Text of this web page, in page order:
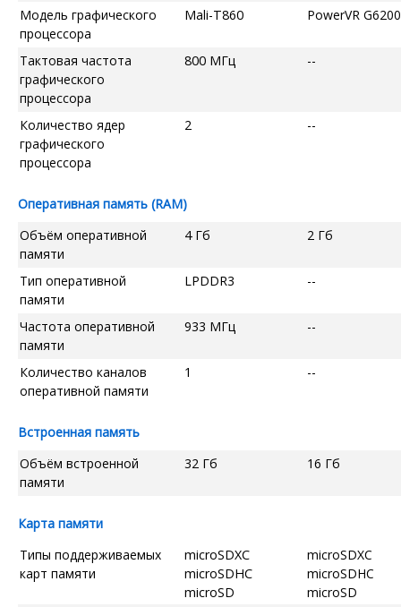
Модель графического
процессора
Mali-T860 PowerVR G6200
Тактовая частота
графического
процессора
800 МГц --
Количество ядер
графического
процессора
2 --
Оперативная память (RAM)
Объём оперативной
памяти
4 Гб 2 Гб
Тип оперативной
памяти
LPDDR3 --
Частота оперативной
памяти
933 МГц --
Количество каналов
оперативной памяти
1 --
Встроенная память
Объём встроенной
памяти
32 Гб 16 Гб
Карта памяти
Типы поддерживаемых
карт памяти
microSDXC
microSDHC
microSD
microSDXC
microSDHC
microSD